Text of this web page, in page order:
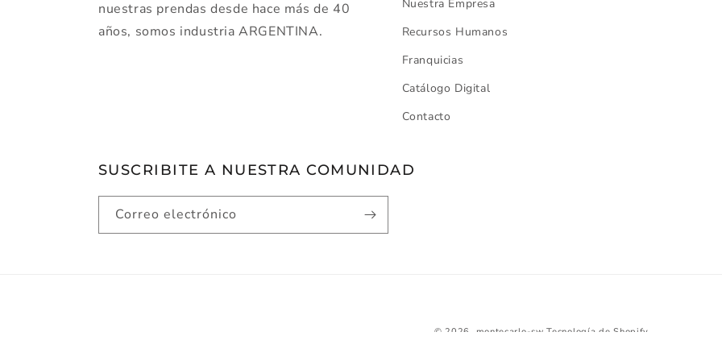
nuestras prendas desde hace más de 40
años, somos industria ARGENTINA.
Nuestra Empresa
Recursos Humanos
Franquicias
Catálogo Digital
Contacto
SUSCRIBITE A NUESTRA COMUNIDAD
Correo electrónico
© 2026, montecarlo-sw Tecnología de Shopify